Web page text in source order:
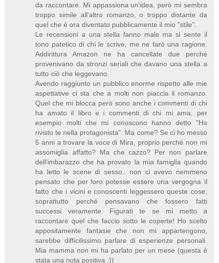
da raccontare. Mi appassiona un'idea, però mi sembra
troppo simile all'altro romanzo, o troppo distante da
quel che è ora diventato pubblicamente il mio "stile".
Le recensioni a una stella fanno male ma si sente il
tono patetico di chi le scrive, me ne farò una ragione.
Addirittura Amazon ne ha cancellate due perché
provenivano da stronzi seriali che davano una stella a
tutto ciò che leggevano.
Avendo raggiunto un pubblico enorme rispetto alle mie
aspettative ci sta che a molti non piaccia il romanzo.
Quel che mi blocca però sono anche i commenti di chi
ha amato il libro e i commenti di chi mi ama, per
esempio molti che mi conoscono hanno detto "Ho
rivisto te nella protagonista". Ma come? Se ci ho messo
5 anni a trovare la voce di Mira, proprio perché non mi
assomiglia affatto? Ma che cazzo? Per non parlare
dell'imbarazzo che ha provato la mia famiglia quando
ha letto le scene di sesso.. non ci avevo nemmeno
pensato che per loro potesse essere una vergogna il
fatto che i vicini e conoscenti leggessero queste cose,
soprattutto perché pensavano che fossero fatti
successi veramente. Figurati te se mi metto a
raccontare quel che faccio sotto le coperte! Ho scelto
appositamente fantasie che non mi appartengono,
sarebbe difficilissimo parlare di esperienze personali.
Mia mamma non mi ha parlato per un mese (questa è
stata una nota positiva ;))